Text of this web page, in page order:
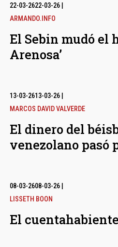
22-03-2622-03-26
ARMANDO.INFO
El Sebin mudó el
Arenosa’
13-03-2613-03-26
MARCOS DAVID VALVERDE
El dinero del
venezolano pasó
08-03-2608-03-26
LISSETH BOON
El